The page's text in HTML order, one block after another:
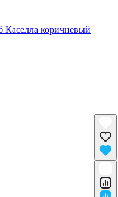
коричневый